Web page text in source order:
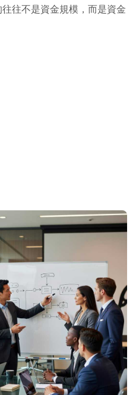
往不是資金規模，而是資金